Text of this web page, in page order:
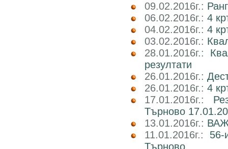
09.02.2016г.:
06.02.2016г.: 4
04.02.2016г.: 4
03.02.2016г.:
28.01.2016г.:
резултати
26.01.2016г.:
26.01.2016г.: 4
17.01.2016г.:
Търново
13.01.2016г.:
11.01.2016г.: 56-
Търново